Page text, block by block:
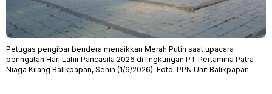
Petugas pengibar bendera menaikkan Merah Putih saat upacara
peringatan Hari Lahir Pancasila 2026 di lingkungan PT Pertamina Patra
Niaga Kilang Balikpapan, Senin (1/6/2026). Foto: PPN Unit Balikpapan